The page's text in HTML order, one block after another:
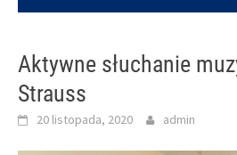
Aktywne słuchanie
Strauss
20 listopada, 2020 admin